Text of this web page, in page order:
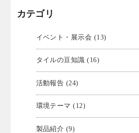
カテゴリ
イベント・展示会 (13)
タイルの豆知識 (16)
活動報告 (24)
環境テーマ (12)
製品紹介 (9)